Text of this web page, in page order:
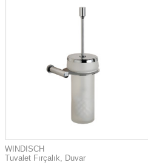
WINDISCH
Tuvalet Fırçalık, Duvar